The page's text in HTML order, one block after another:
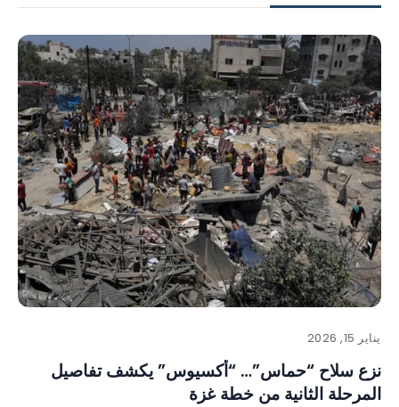
يناير 15, 2026
نزع سلاح “حماس”… “أكسيوس” يكشف تفاصيل
المرحلة الثانية من خطة غزة